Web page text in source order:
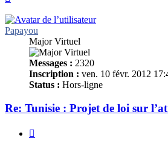
Papayou
Major Virtuel
Messages : 2320
Inscription : ven. 10 févr. 2012
Status : Hors-ligne
Re: Tunisie : Projet de loi sur